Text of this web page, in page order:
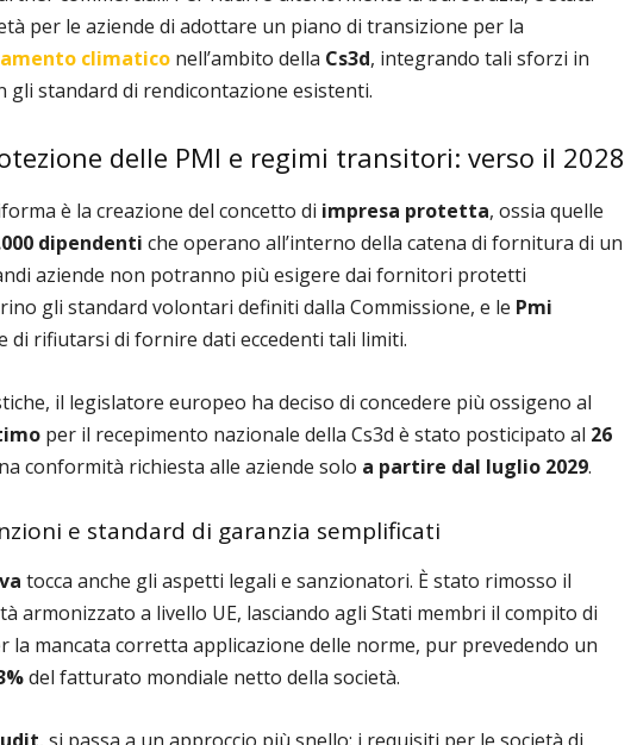
per le aziende di adottare un piano di transizione per la
climatico nell’ambito della Cs3d, integrando tali sforzi in
gli standard di rendicontazione esistenti.
delle PMI e regimi transitori: verso il 2028
è la creazione del concetto di impresa protetta, ossia quelle
dipendenti che operano all’interno della catena di fornitura di un
aziende non potranno più esigere dai fornitori protetti
gli standard volontari definiti dalla Commissione, e le Pmi
di rifiutarsi di fornire dati eccedenti tali limiti.
il legislatore europeo ha deciso di concedere più ossigeno al
per il recepimento nazionale della Cs3d è stato posticipato al 26
conformità richiesta alle aziende solo a partire dal luglio 2029.
e standard di garanzia semplificati
tocca anche gli aspetti legali e sanzionatori. È stato rimosso il
armonizzato a livello UE, lasciando agli Stati membri il compito di
la mancata corretta applicazione delle norme, pur prevedendo un
del fatturato mondiale netto della società.